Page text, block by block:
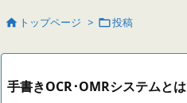
 トップページ > 投稿
手書きOCR･OMRシステムとは